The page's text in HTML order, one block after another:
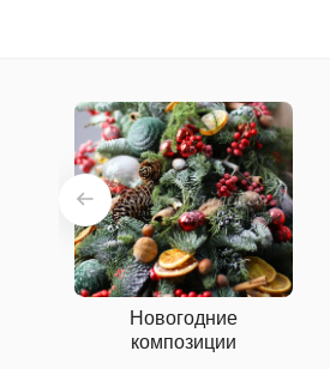
Новогодние
композиции